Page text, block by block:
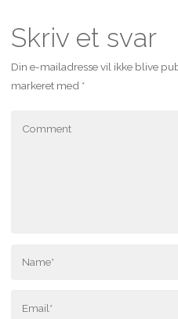
Skriv et svar
Din e-mailadresse vil ikke blive
markeret med *